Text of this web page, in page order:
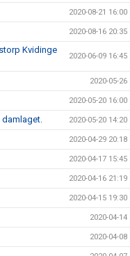
2020-08-21 16:00
2020-08-16 20:35
Kvidinge
2020-06-09 16:45
2020-05-26
2020-05-20 16:00
2020-05-20 14:20
2020-04-29 20:18
2020-04-17 15:45
2020-04-16 21:19
2020-04-15 19:30
2020-04-14
2020-04-08